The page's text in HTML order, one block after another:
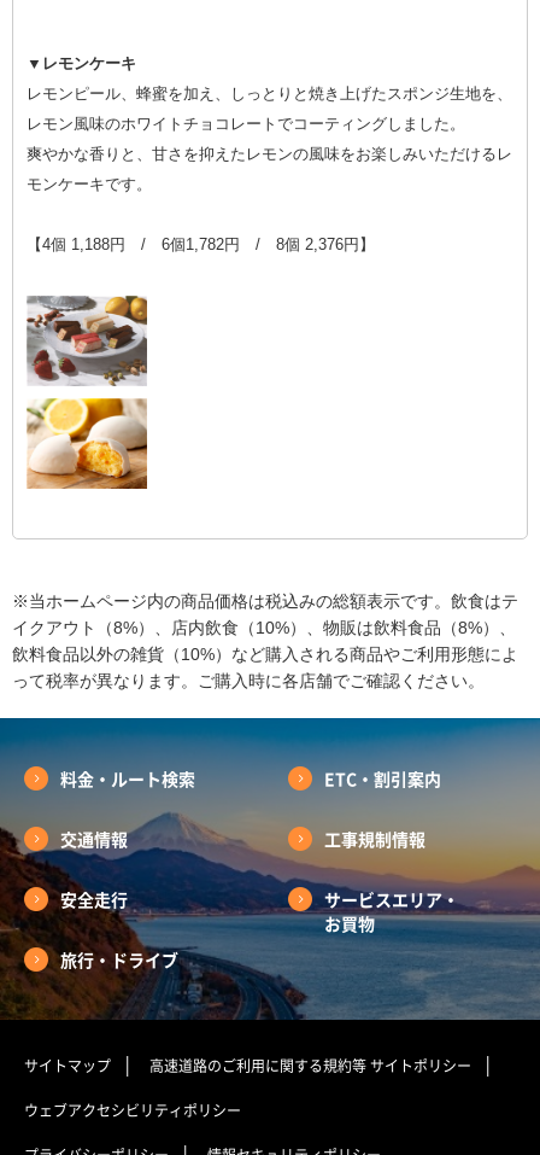
▼レモンケーキ
レモンピール、蜂蜜を加え、しっとりと焼き上げたスポンジ生地を、
レモン風味のホワイトチョコレートでコーティングしました。
爽やかな香りと、甘さを抑えたレモンの風味をお楽しみいただけるレ
モンケーキです。
【4個 1,188円 / 6個1,782円 / 8個 2,376円】
※当ホームページ内の商品価格は税込みの総額表示です。飲食はテ
イクアウト（8%）、店内飲食（10%）、物販は飲料食品（8%）、
飲料食品以外の雑貨（10%）など購入される商品やご利用形態によ
って税率が異なります。ご購入時に各店舗でご確認ください。
料金・ルート検索 ETC・割引案内
交通情報 工事規制情報
安全走行
サービスエリア・
お買物
旅行・ドライブ
サイトマップ 高速道路のご利用に関する規約等サイトポリシー
ウェブアクセシビリティポリシー